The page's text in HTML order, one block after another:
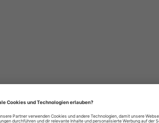
Einstellungen